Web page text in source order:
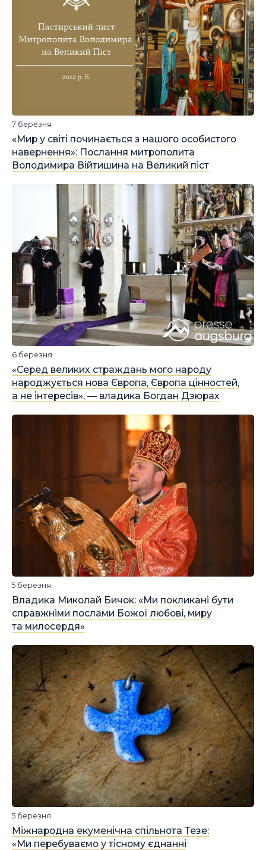
«Мир у світі починається з нашого особистого
навернення»: Послання митрополита
Володимира Війтишина на Великий піст
7 березня
«Серед великих страждань мого народу
народжується нова Європа, Європа цінностей,
а не інтересів», — владика Богдан Дзюрах
6 березня
Владика Миколай Бичок: «Ми покликані бути
справжніми послами Божої любові, миру
та милосердя»
5 березня
Міжнародна екуменічна спільнота Тезе:
«Ми перебуваємо у тісному єднанні
5 березня